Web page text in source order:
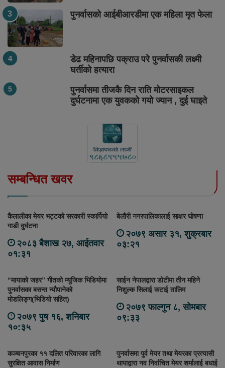
पुनर्वासको आईबीआरडीमा एक महिला मृत फेला
डेढ महिनापछि पक्राउ परे पुनर्वासकी लक्ष्मी
घर्तीको हत्यारा
पुनर्वासमा तीजकै दिन राति मोटरसाइकल
दुर्घटनामा एक युवकको गयो ज्यान , दुई घाइते
सम्बन्धित खवर
कैलालीका मेयर भट्टको सरकारी स्कार्पियो
गाडी दुर्घटना
२०८३ बैशाख २७, आईतवार
०१:३१
बेलौरी नगरपालिकालाई साक्षर घोषणा
२०७९ असार ३१, शुक्रबार
०३:२१
“मायाको जहर” गीतको म्यूजिक भिडियोमा
पुनर्वासका बसन्त न्यौपानेको
मोडलिङ्ग(भिडियो सहित)
२०७९ पुष १६, शनिबार
१०:३५
साईन नेपालद्वारा डोटीमा तीन महिने
निशुल्क सिलाई कटाई तालिम
२०७९ फाल्गुन ८, सोमबार
०९:३३
कञ्चनपुरका ११ दलित परिवारका लागि
सुरक्षित आवास निर्माण
पुनर्वासमा पुर्व मेयर तथा मेयरका प्रत्यासी
थापाद्वारा नव निर्वाचित मेयर शर्मालाई बधाई